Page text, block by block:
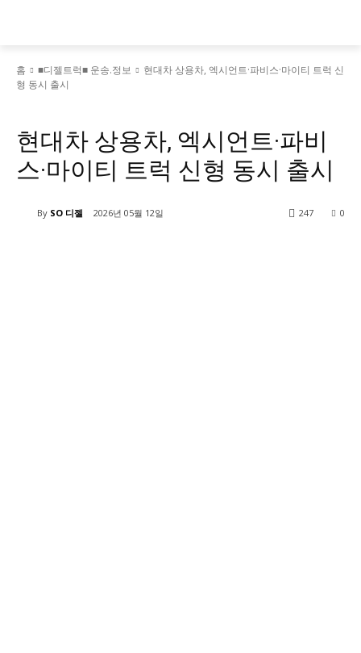
홈 ■디젤트럭■ 운송.정보
현대차 상용차, 엑시언트·파비스·마이티 트럭 신
형 동시 출시
현대차 상용차, 엑시언트·파비
스·마이티 트럭 신형 동시 출시
By SO 디젤 2026년 05월 12일 0
247